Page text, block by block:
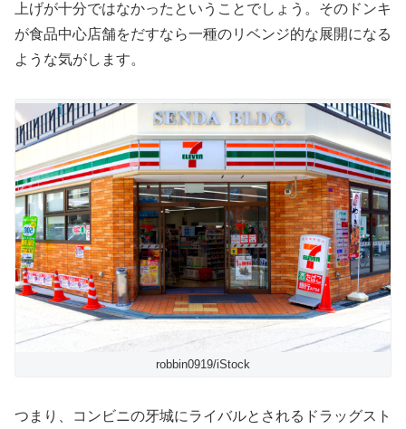
上げが十分ではなかったということでしょう。そのドンキ
が食品中心店舗をだすなら一種のリベンジ的な展開になる
ような気がします。
robbin0919/iStock
つまり、コンビニの牙城にライバルとされるドラッグスト